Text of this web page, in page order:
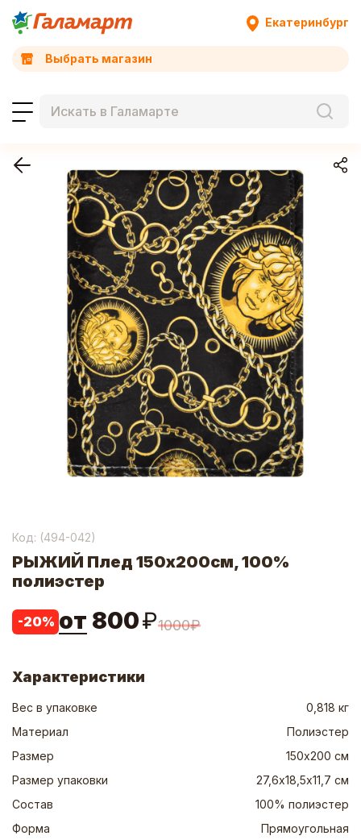
Екатеринбург
Выбрать магазин
Код: (494-042)
РЫЖИЙ Плед 150х200см, 100%
полиэстер
-20% от 800₽1000₽
Характеристики
Вес в упаковке
0,818 кг
Материал
Полиэстер
Размер
150х200 см
Размер упаковки
27,6х18,5х11,7 см
Состав
100% полиэстер
Форма
Прямоугольная